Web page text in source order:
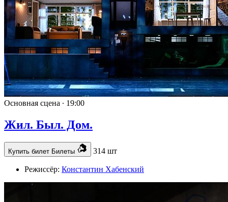
Основная сцена ∙ 19:00
Жил. Был. Дом.
Купить билет Билеты 314 шт
Режиссёр: Константин Хабенский